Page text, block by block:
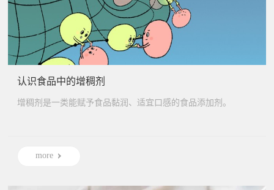
认识食品中的增稠剂
增稠剂是一类能赋予食品黏润、适宜口感的食品添加剂。
more